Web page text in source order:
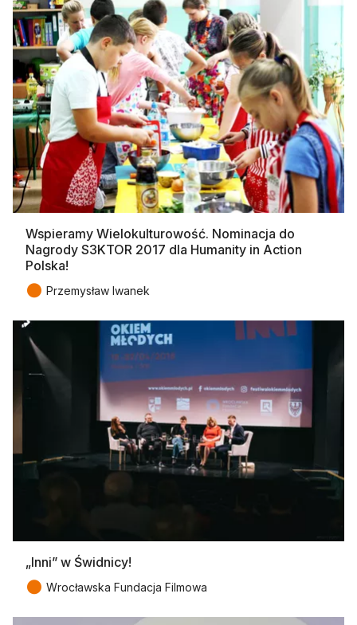
Wspieramy Wielokulturowość. Nominacja do
Nagrody S3KTOR 2017 dla Humanity in Action
Polska!
● Przemysław Iwanek
„Inni” w Świdnicy!
● Wrocławska Fundacja Filmowa